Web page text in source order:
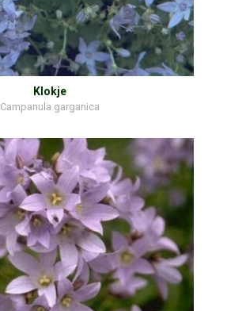
Klokje
Campanula garganica